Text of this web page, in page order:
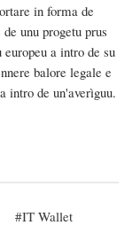
in forma de
unu progetu prus
a intro de su
balore legale e
intro de un'averìguu.
IT Wallet